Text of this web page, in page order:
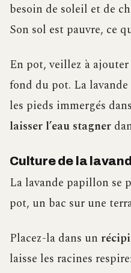
besoin de soleil et de
Son sol est pauvre, ce
En pot, veillez à
fond du pot. La
les pieds immergés
laisser l’eau stagner
Culture de la
La lavande papillon se
pot, un bac sur une
Placez-la dans un
laisse les racines